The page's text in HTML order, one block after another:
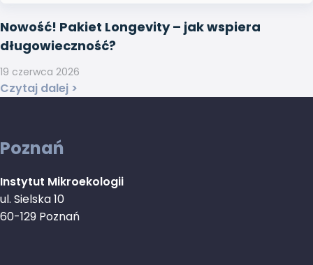
Nowość! Pakiet Longevity – jak wspiera
długowieczność?
Czytaj dalej >
19 czerwca 2026
Poznań
Instytut Mikroekologii
ul. Sielska 10
60-129 Poznań